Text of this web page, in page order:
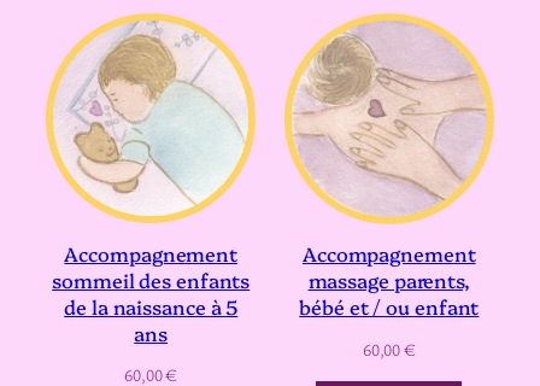
Accompagnement
sommeil des enfants
de la naissance à 5
ans
60,00€
Accompagnement
massage parents,
bébé et / ou enfant
60,00€